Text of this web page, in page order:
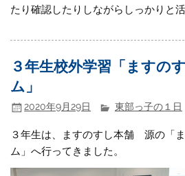
たり確認したりしながらしっかりと
３年生校外学習「ますの
ム」
2020年9月29日 東部っ子の１日
３年生は、ますのすし本舗 源の「
ム」へ行ってきました。